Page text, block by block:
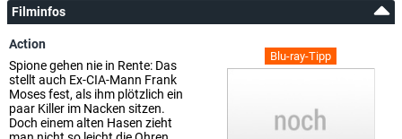
Filminfos
Blu-ray-Tipp
Action
Spione gehen nie in Rente: Das
stellt auch Ex-CIA-Mann Frank
Moses fest, als ihm plötzlich ein
paar Killer im Nacken sitzen.
Doch einem alten Hasen zieht